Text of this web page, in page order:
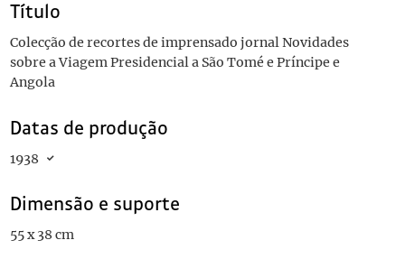
Título
Colecção de recortes de imprensado jornal Novidades
sobre a Viagem Presidencial a São Tomé e Príncipe e
Angola
Datas de produção
1938
Dimensão e suporte
55 x 38 cm